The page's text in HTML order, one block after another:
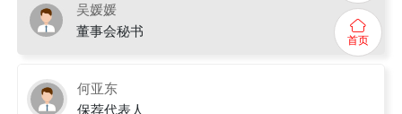
吴媛媛
董事会秘书
何亚东
保荐代表人
首页